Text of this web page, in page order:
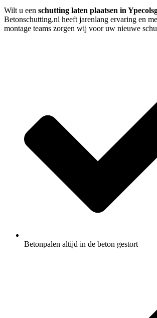
Wilt u een schutting laten plaatsen in
Betonschutting.nl heeft jarenlang ervaring en
montage teams zorgen wij voor uw nieuwe
Betonpalen altijd in de beton gestort